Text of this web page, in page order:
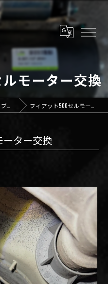
モーター交換
ブログ フィアット500セルモーター交換
ーター交換